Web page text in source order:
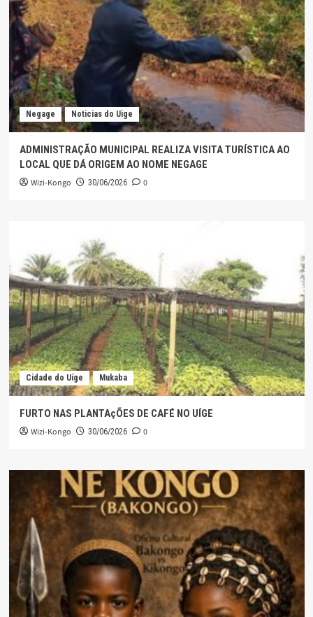
Negage Noticias do Uige
ADMINISTRAÇÃO MUNICIPAL REALIZA VISITA TURÍSTICA AO
LOCAL QUE DÁ ORIGEM AO NOME NEGAGE
Wizi-Kongo 30/06/2026 0
Cidade do Uíge Mukaba
FURTO NAS PLANTAçÕES DE CAFÉ NO UÍGE
Wizi-Kongo 30/06/2026 0